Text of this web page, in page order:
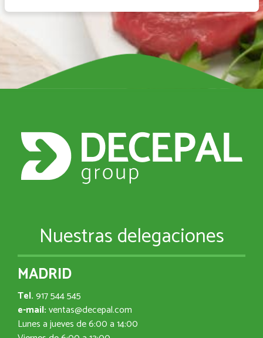
Nuestras delegaciones
MADRID
Tel.917 544 545
e-mail:ventas@decepal.com
Lunes a jueves de 6:00 a 14:00